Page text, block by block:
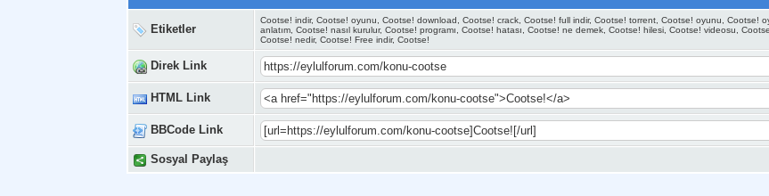
Etiketler
Cootse! indir, Cootse! oyunu, Cootse! download, Cootse! crack, Cootse! full indir, Cootse! torrent, Cootse! oyunu, Cootse!
anlatım, Cootse! nasıl kurulur, Cootse! programı, Cootse! hatası, Cootse! ne demek, Cootse! hilesi, Cootse! videosu,
Cootse! nedir, Cootse! Free indir, Cootse!
Direk Link
HTML Link
BBCode Link
Sosyal Paylaş